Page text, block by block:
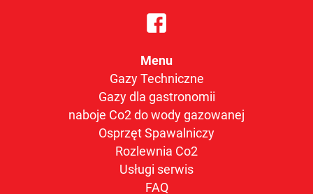
Menu
Gazy Techniczne
Gazy dla gastronomii
naboje Co2 do wody gazowanej
Osprzęt Spawalniczy
Rozlewnia Co2
Usługi serwis
FAQ